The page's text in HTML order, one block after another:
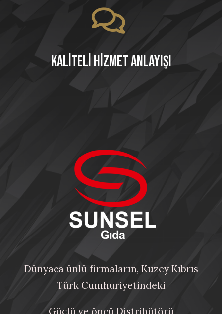
Kaliteli Hizmet Anlayışı
Dünyaca ünlü firmaların, Kuzey Kıbrıs
Türk Cumhuriyetindeki
Güçlü ve öncü Distribütörü